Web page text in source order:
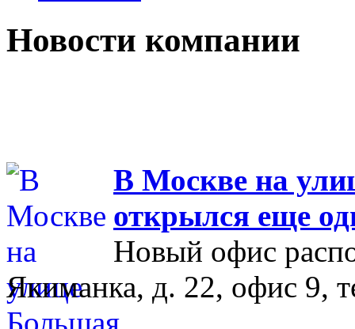
Новости компании
В Москве на
открылся еще
Новый офис
Якиманка, д. 22, офис 9,